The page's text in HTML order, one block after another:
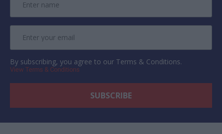
By subscribing, you agree to our Terms & Conditions.
View Terms & Conditions